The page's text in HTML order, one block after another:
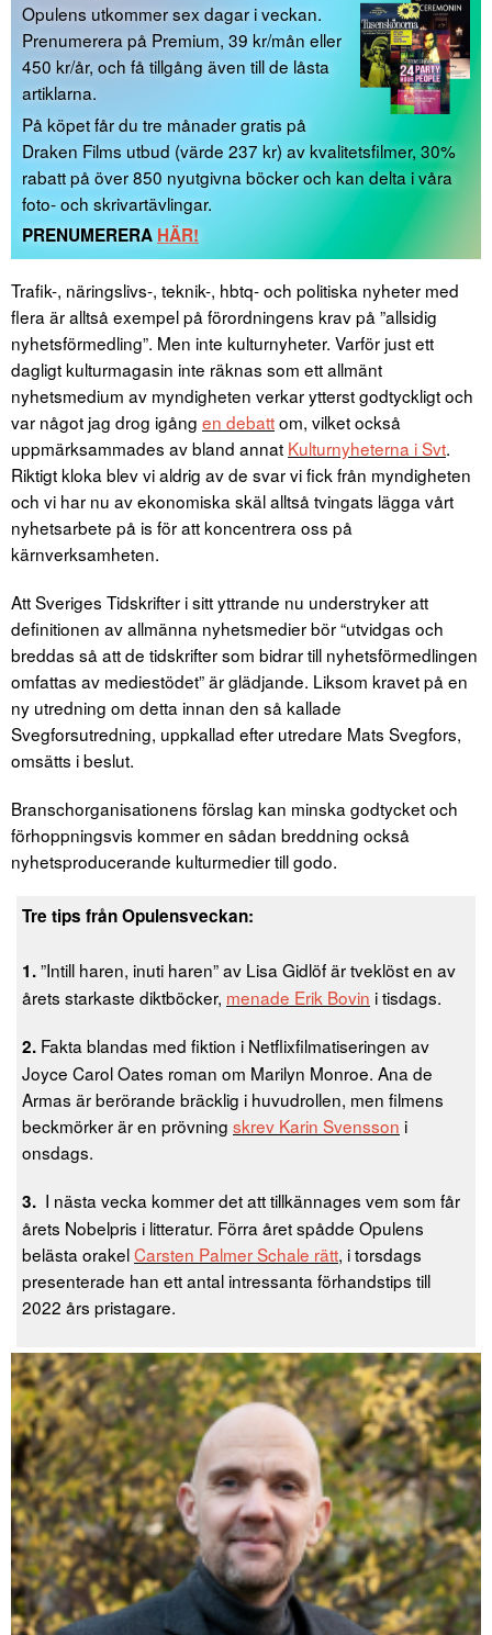
Opulens utkommer sex dagar i veckan.
Prenumerera på Premium, 39 kr/mån eller
450 kr/år, och få tillgång även till de låsta
artiklarna.
På köpet får du tre månader gratis på
Draken Films utbud (värde 237 kr) av kvalitetsfilmer, 30%
rabatt på över 850 nyutgivna böcker och kan delta i våra
foto- och skrivartävlingar.
PRENUMERERA HÄR!
Trafik-, näringslivs-, teknik-, hbtq- och politiska nyheter med
flera är alltså exempel på förordningens krav på ”allsidig
nyhetsförmedling”. Men inte kulturnyheter. Varför just ett
dagligt kulturmagasin inte räknas som ett allmänt
nyhetsmedium av myndigheten verkar ytterst godtyckligt och
var något jag drog igång en debattom, vilket också
uppmärksammades av bland annat Kulturnyheterna i Svt.
Riktigt kloka blev vi aldrig av de svar vi fick från myndigheten
och vi har nu av ekonomiska skäl alltså tvingats lägga vårt
nyhetsarbete på is för att koncentrera oss på
kärnverksamheten.
Att Sveriges Tidskrifter i sitt yttrande nu understryker att
definitionen av allmänna nyhetsmedier bör “utvidgas och
breddas så att de tidskrifter som bidrar till nyhetsförmedlingen
omfattas av mediestödet” är glädjande. Liksom kravet på en
ny utredning om detta innan den så kallade
Svegforsutredning, uppkallad efter utredare Mats Svegfors,
omsätts i beslut.
Branschorganisationens förslag kan minska godtycket och
förhoppningsvis kommer en sådan breddning också
nyhetsproducerande kulturmedier till godo.
Tre tips från Opulensveckan:
1.”Intill haren, inuti haren” av Lisa Gidlöf är tveklöst en av
årets starkaste diktböcker, menade Erik Bovin i tisdags.
2. Fakta blandas med fiktion i Netflixfilmatiseringen av
Joyce Carol Oates roman om Marilyn Monroe. Ana de
Armas är berörande bräcklig i huvudrollen, men filmens
beckmörker är en prövning skrev Karin Svensson i
onsdags.
3. I nästa vecka kommer det att tillkännages vem som får
årets Nobelpris i litteratur. Förra året spådde Opulens
belästa orakelCarsten Palmer Schale rätt, i torsdags
presenterade han ett antal intressanta förhandstips till
2022 års pristagare.